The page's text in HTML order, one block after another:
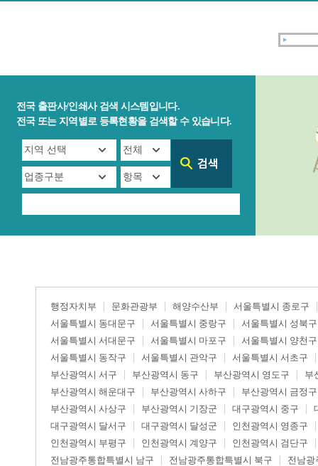
전국 출판사/인쇄사 검색 시스템입니다.
전국 또는 지역별로 등록현황을 검색할 수 있습니다.
행정자치부 문화관광부 해양수산부
서울특별시 종로구
서울특별시 동대문구
서울특별시 중랑구
서울특별시 성북구
서울특별시 서대문구
서울특별시 마포구
서울특별시 양천구
서울특별시 동작구
서울특별시 관악구
서울특별시 서초구
부산광역시 서구
부산광역시 동구 부산광역시 영도구
부
부산광역시 해운대구
부산광역시 사하구
부산광역시 금정구
부산광역시 사상구
부산광역시 기장군 대구광역시 중구
대구광역시 달서구
대구광역시 달성군
인천광역시 영종구
인천광역시 부평구
인천광역시 계양구
인천광역시 검단구
전남광주통합특별시 남구
전남광주통합특별시 북구
전남광